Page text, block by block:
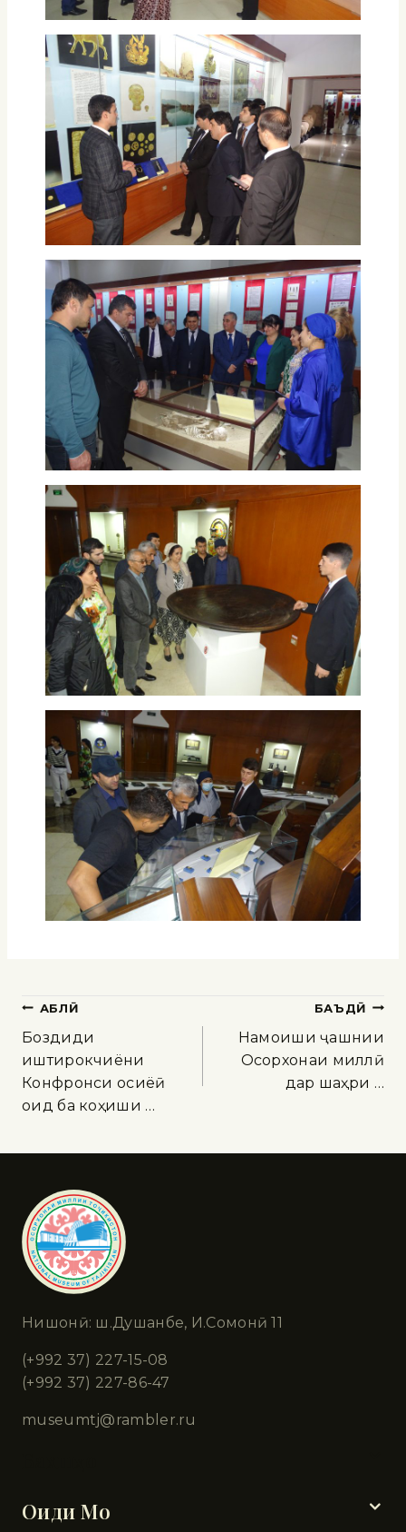
ҚАБЛӢ
Боздиди
иштирокчиёни
Конфронси осиёӣ
оид ба коҳиши …
БАЪДӢ
Намоиши ҷашнии
Осорхонаи миллӣ
дар шаҳри …
Нишонӣ: ш.Душанбе, И.Сомонӣ 11
(+992 37) 227-15-08
(+992 37) 227-86-47
museumtj@rambler.ru
Оиди Мо